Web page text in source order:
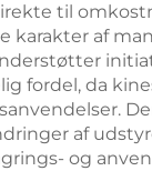
til
karakter af
fordel, da
af
og